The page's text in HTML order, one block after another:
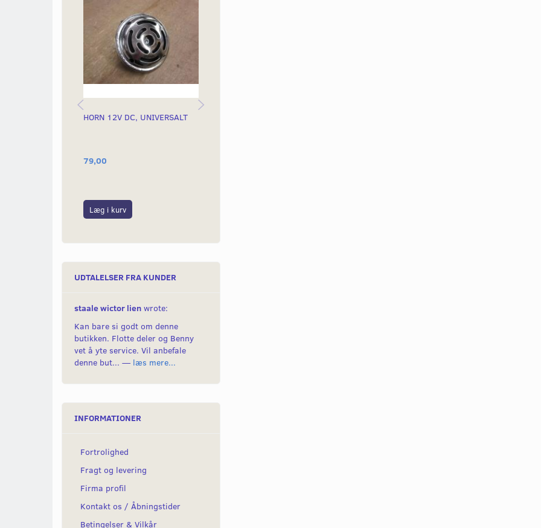
HORN 12V DC, UNIVERSALT
79,00
Læg i kurv
UDTALELSER FRA KUNDER
staale wictor lien wrote:
Kan bare si godt om denne
butikken. Flotte deler og Benny
vet å yte service. Vil anbefale
denne but... — læs mere...
INFORMATIONER
Fortrolighed
Fragt og levering
Firma profil
Kontakt os / Åbningstider
Betingelser & Vilkår